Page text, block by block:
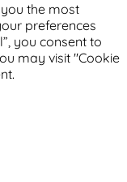
the most
preferences
you consent to
may visit "Cookie